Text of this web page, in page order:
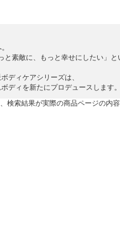
素敵に、もっと幸せにしたい」
ディケアシリーズは、
ディを新たにプロデュースします。
検索結果が実際の商品ページの内